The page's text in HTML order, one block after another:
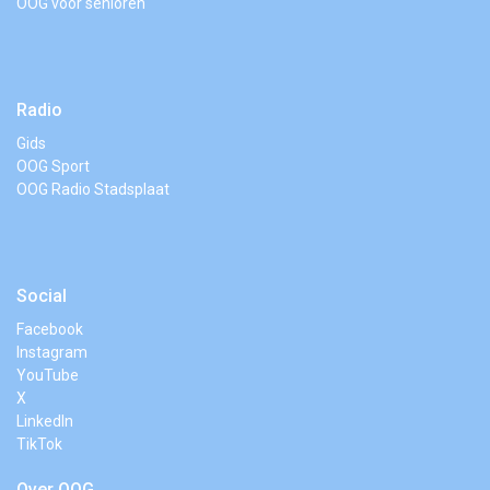
Radio
Gids
OOG Sport
OOG Radio Stadsplaat
Social
Facebook
Instagram
YouTube
X
LinkedIn
TikTok